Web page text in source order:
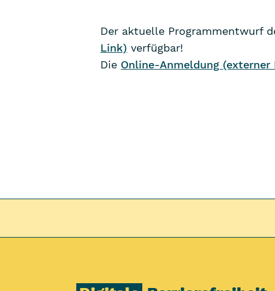
Der aktuelle Programmentwurf
Link) verfügbar!
Die Online-Anmeldung (externer